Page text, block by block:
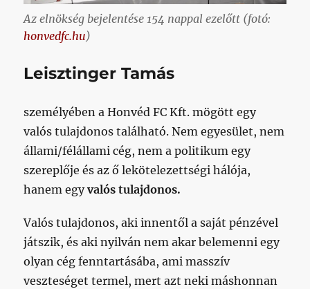
Az elnökség bejelentése 154 nappal ezelőtt (fotó:
honvedfc.hu)
Leisztinger Tamás
személyében a Honvéd FC Kft. mögött egy
valós tulajdonos található. Nem egyesület, nem
állami/félállami cég, nem a politikum egy
szereplője és az ő lekötelezettségi hálója,
hanem egyvalós tulajdonos.
Valós tulajdonos, aki innentől a saját pénzével
játszik, és aki nyilván nem akar belemenni egy
olyan cég fenntartásába, ami masszív
veszteséget termel, mert azt neki máshonnan